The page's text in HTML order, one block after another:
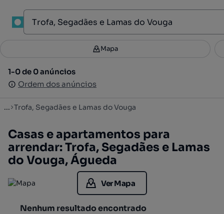
Filtros 2
1-0 de 0 anúncios
Ordem dos anúncios
Mapa
1-0 de 0 anúncios
Ordem dos anúncios
... Trofa, Segadães e Lamas do Vouga
Casas e apartamentos para
arrendar: Trofa, Segadães e Lamas
do Vouga, Águeda
Ver Mapa
Nenhum resultado encontrado